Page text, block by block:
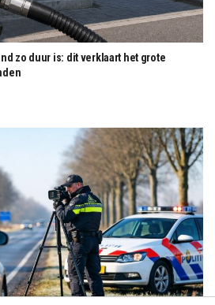
zo duur is: dit verklaart het grote